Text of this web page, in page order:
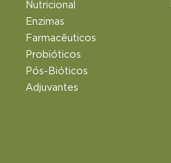
Nutricional
Enzimas
Farmacêuticos
Probióticos
Pós-Bióticos
Adjuvantes